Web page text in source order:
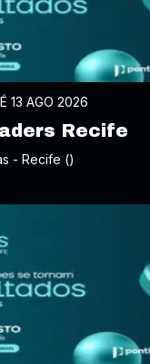
13 AGO 2026
Recife
- Recife ()